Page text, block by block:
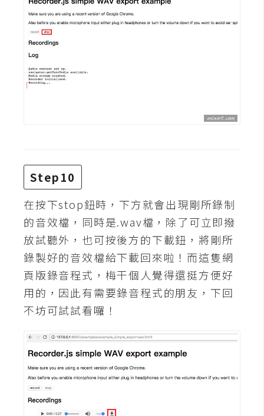
定
資
源
免
費
費
版
型
M
A
C
開
箱
梅
開
發
Step10
在按下stop鈕時，下方就會出現剛所錄制
的音效檔，同時是.wav檔，除了可立即撥
放試聽外，也可按後方的下載鈕，將剛所
錄製好的音效檔給下載回來啦！而這隻網
頁版錄音程式，梅干個人覺得還挺方便好
用的，因此有需要錄音程式的朋友，下回
不坊可試試看囉！